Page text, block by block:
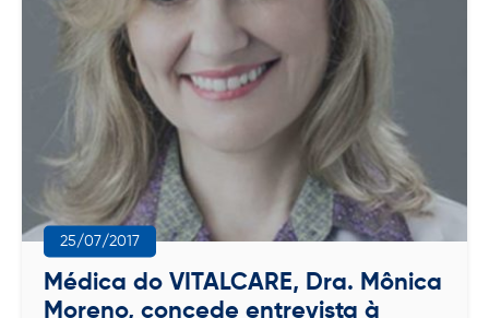
0800-013-2299 0800-778-8770
SP
25/07/2017
Médica do VITALCARE, Dra. Mônica
Moreno, concede entrevista à